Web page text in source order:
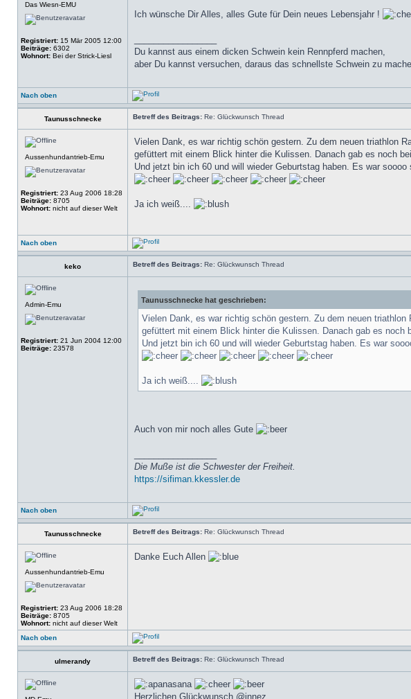
Das Wiesn-EMU
Registriert: 15 Mär 2005 12:00
Beiträge: 6302
Wohnort: Bei der Strick-Liesl
Ich wünsche Dir Alles, alles Gute für Dein neues Lebensjahr !
Du kannst aus einem dicken Schwein kein Rennpferd machen,
aber Du kannst versuchen, daraus das schnellste Schwein zu
Nach oben
Taunusschnecke Betreff des Beitrags: Re: Glückwunsch Thread
Aussenhundantrieb-Emu
Registriert: 23 Aug 2006 18:28
Beiträge: 8705
Wohnort: nicht auf dieser Welt
Vielen Dank, es war richtig schön gestern. Zu dem neuen triathlon
gefüttert mit einem Blick hinter die Kulissen. Danach gab es noch
Und jetzt bin ich 60 und will wieder Geburtstag haben. Es war soooo
Ja ich weiß....
Nach oben
keko Betreff des Beitrags: Re: Glückwunsch Thread
Admin-Emu
Registriert: 21 Jun 2004 12:00
Beiträge: 23578
Taunusschnecke hat geschrieben:
Vielen Dank, es war richtig schön gestern. Zu dem neuen
gefüttert mit einem Blick hinter die Kulissen. Danach gab es noch
Und jetzt bin ich 60 und will wieder Geburtstag haben. Es war
Ja ich weiß....
Auch von mir noch alles Gute
Die Muße ist die Schwester der Freiheit.
https://sifiman.kkessler.de
Nach oben
Taunusschnecke Betreff des Beitrags: Re: Glückwunsch Thread
Aussenhundantrieb-Emu
Registriert: 23 Aug 2006 18:28
Beiträge: 8705
Wohnort: nicht auf dieser Welt
Danke Euch Allen
Nach oben
ulmerandy Betreff des Beitrags: Re: Glückwunsch Thread
Herzlichen Glückwunsch @innez